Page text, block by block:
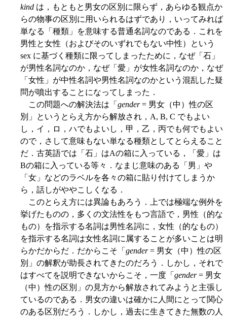
kind は，もともと男女の区別に限らず，あらゆる観点か
らの物事の区別に用いられるはずであり，いってみれば
単なる「種類」を意味する普通名詞なのである．これを
男性と女性（およびそのいずれでもない中性）という
sex に基づく種類に限ってしまったために，なぜ「石」
が男性名詞なのか，なぜ「愛」が女性名詞なのか，なぜ
「女性」が中性名詞や男性名詞なのかという混乱した疑
問が噴出することになってしまった．
この問題への解決法は「 gender= 男女（中）性の区
別」というとらえ方から解放され，A, B, C でもよい
し，イ，ロ，ハでもよいし，甲，乙，丙でも何でもよい
ので，さして意味もない単なる種類としてとらえること
だ．古英語では「石」はAの箱に入っている，「愛」は
Bの箱に入っている等々．なまじ意味のある「男」や
「女」などのラベルを各々の箱に貼り付けてしまうか
ら，話しがややこしくなる．
このとらえ方には異論もあろう．上では極端な例外を
挙げたものの，多くの文法性をもつ言語で，男性（的な
もの）を指示する名詞は男性名詞に，女性（的なもの）
を指示する名詞は女性名詞に属することが多いことは明
らかだからだ．だからこそ「 gender= 男女（中）性の区
別」の解釈が助長されてきたのだろう．しかし，それで
はすべてを説明できないからこそ，一度「 gender= 男女
（中）性の区別」の見方から解放されてみようと主張し
ているのである．男女の違いは確かに人間にとって関心
のある区別だろう．しかし，過去に生きてきた無数の人